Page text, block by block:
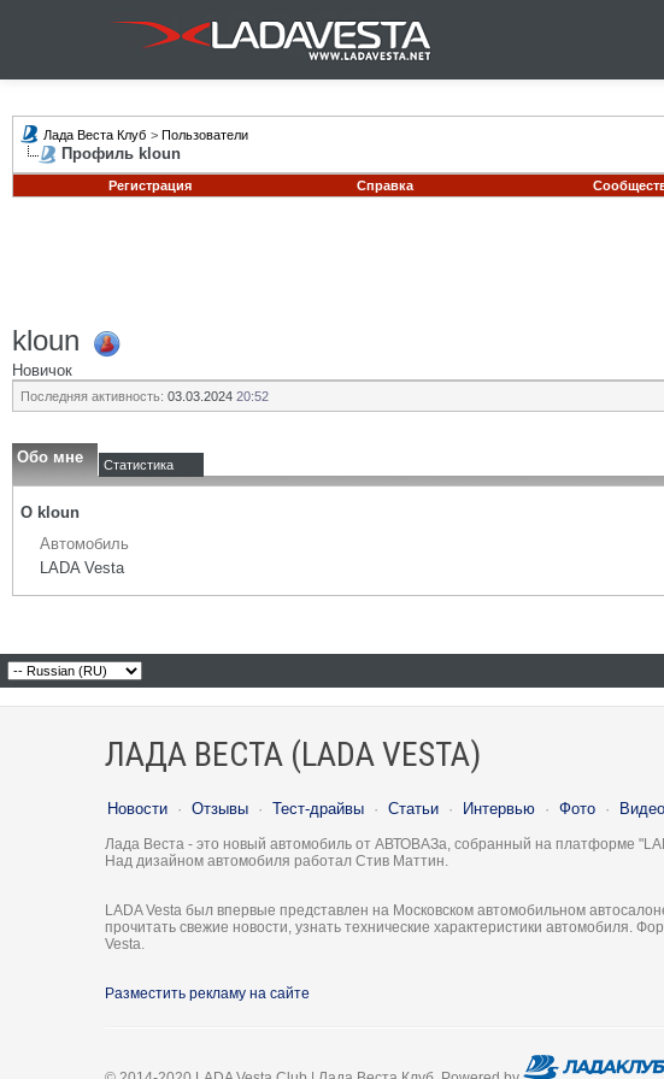
Лада Веста Клуб > Пользователи
Профиль kloun
Регистрация
Справка
kloun
Новичок
Последняя активность: 03.03.2024 20:52
Обо мне Статистика
О kloun
Автомобиль
LADA Vesta
ЛАДА ВЕСТА (LADA VESTA)
Новости · Отзывы · Тест-драйвы · Статьи · Интервью · Фото · Видео
Лада Веста - это новый автомобиль от АВТОВАЗа, собранный на платформе
Над дизайном автомобиля работал Стив Маттин.
LADA Vesta был впервые представлен на Московском автомобильном
прочитать свежие новости, узнать технические характеристики
Vesta.
Разместить рекламу на сайте